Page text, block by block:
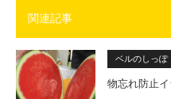
関連記事
ベルのしっぽ
物忘れ防止イ